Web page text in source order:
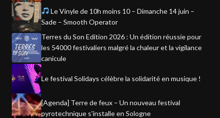
Le Vinyle de 10h moins 10 – Dimanche 14 juin –
Sade – Smooth Operator
Terres du Son Edition 2026 : Un édition réussie pour
les 54000 festivaliers malgré la chaleur et la vigilance
canicule
Le festival Solidays célèbre la solidarité en musique !
[Agenda] Terre de feux – Un nouveau festival
pyrotechnique s'installe en Sologne